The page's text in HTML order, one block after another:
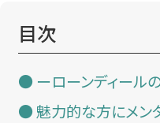
目次
ーローンディール
魅力的な方にメン